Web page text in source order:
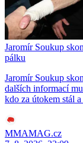
Jaromír Soukup
pálku
Jaromír Soukup
dalších informací
kdo za útokem stál
MMAMAG.cz